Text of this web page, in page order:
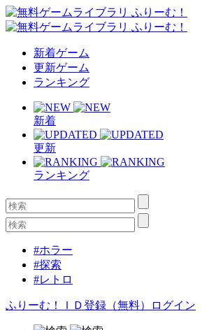
新着ゲーム
更新ゲーム
ランキング
新着
更新
ランキング
#ホラー
#探索
#レトロ
ふりーむ！ＩＤ登録（無料） ログイン